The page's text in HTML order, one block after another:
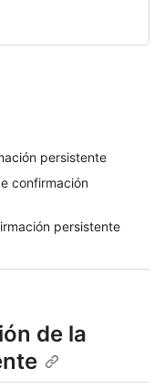
persistente
confirmación
persistente
de la